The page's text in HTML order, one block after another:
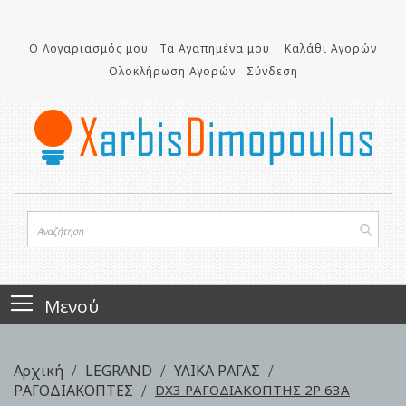
περιεχόμενο
Ο Λογαριασμός μου Τα Αγαπημένα μου
Καλάθι Αγορών
Ολοκλήρωση Αγορών
Σύνδεση
Μενού
Αρχική LEGRAND
ΥΛΙΚΑ ΡΑΓΑΣ
ΡΑΓΟΔΙΑΚΟΠΤΕΣ
DX3 ΡΑΓΟΔΙΑΚΟΠΤΗΣ 2P 63Α